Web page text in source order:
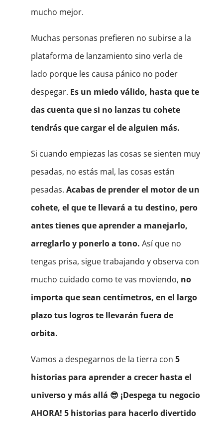
mucho mejor.
Muchas personas prefieren no subirse a la
plataforma de lanzamiento sino verla de
lado porque les causa pánico no poder
despegar. Es un miedo válido, hasta que te
das cuenta que si no lanzas tu cohete
tendrás que cargar el de alguien más.
Si cuando empiezas las cosas se sienten muy
pesadas, no estás mal, las cosas están
pesadas. Acabas de prender el motor de un
cohete, el que te llevará a tu destino, pero
antes tienes que aprender a manejarlo,
arreglarlo y ponerlo a tono. Así que no
tengas prisa, sigue trabajando y observa con
mucho cuidado como te vas moviendo, no
importa que sean centímetros, en el largo
plazo tus logros te llevarán fuera de
orbita.
Vamos a despegarnos de la tierra con 5
historias para aprender a crecer hasta el
universo y más allá 😎 ¡Despega tu negocio
AHORA! 5 historias para hacerlo divertido